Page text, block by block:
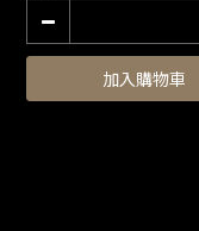
加入購物車